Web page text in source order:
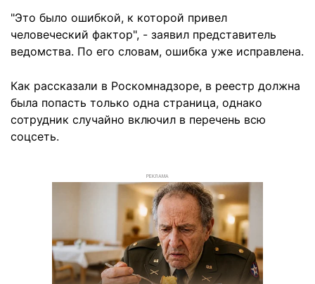
"Это было ошибкой, к которой привел
человеческий фактор", - заявил представитель
ведомства. По его словам, ошибка уже исправлена.
Как рассказали в Роскомнадзоре, в реестр должна
была попасть только одна страница, однако
сотрудник случайно включил в перечень всю
соцсеть.
РЕКЛАМА